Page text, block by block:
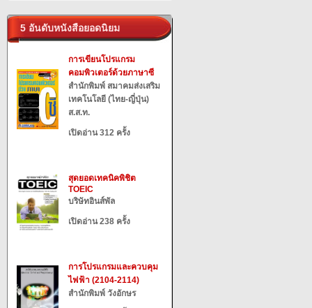
5 อันดับหนังสือยอดนิยม
การเขียนโปรแกรม
คอมพิวเตอร์ด้วยภาษาซี
สำนักพิมพ์ สมาคมส่งเสริม
เทคโนโลยี (ไทย-ญี่ปุ่น)
ส.ส.ท.
เปิดอ่าน 312 ครั้ง
สุดยอดเทคนิคพิชิต
TOEIC
บริษัทอินส์พัล
เปิดอ่าน 238 ครั้ง
การโปรแกรมและควบคุม
ไฟฟ้า (2104-2114)
สำนักพิมพ์ วังอักษร